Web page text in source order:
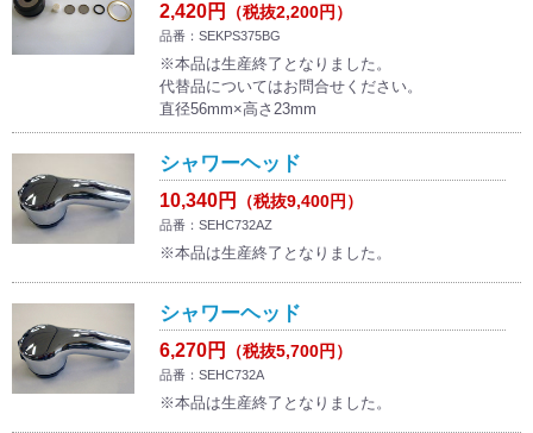
2,420円 （税抜2,200円）
品番：SEKPS375BG
※本品は生産終了となりました。
代替品についてはお問合せください。
直径56mm×高さ23mm
シャワーヘッド
10,340円 （税抜9,400円）
品番：SEHC732AZ
※本品は生産終了となりました。
シャワーヘッド
6,270円 （税抜5,700円）
品番：SEHC732A
※本品は生産終了となりました。